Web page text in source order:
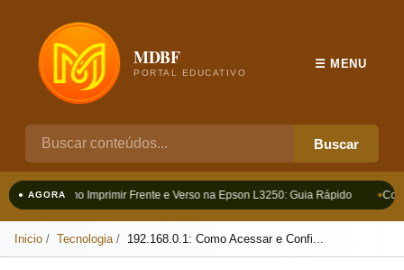
MDBF
PORTAL EDUCATIVO
Buscar
☰ MENU
● AGORAComo Imprimir Frente e Verso na Epson L3250: Guia Rápido
Inicio Tecnologia 192.168.0.1: Como Acessar e Confi...